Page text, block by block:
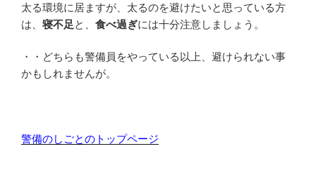
太る環境に居ますが、太るのを避けたいと思っている方
は、 寝不足と、 食べ過ぎには十分注意しましょう。
・・どちらも警備員をやっている以上、避けられない事
かもしれませんが。
警備のしごとのトップページ